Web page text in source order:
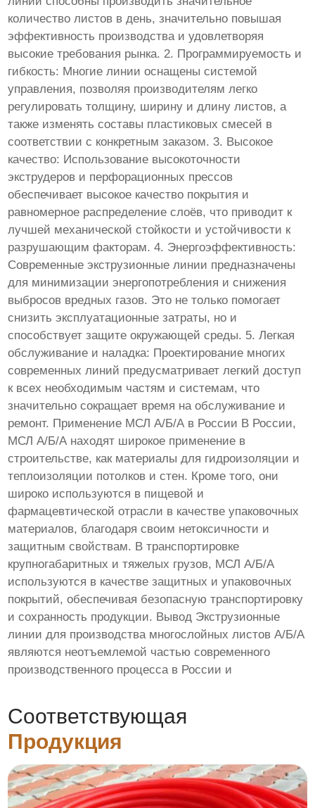
количество листов в день, значительно повышая
эффективность производства и удовлетворяя
высокие требования рынка. 2. Программируемость и
гибкость: Многие линии оснащены системой
управления, позволяя производителям легко
регулировать толщину, ширину и длину листов, а
также изменять составы пластиковых смесей в
соответствии с конкретным заказом. 3. Высокое
качество: Использование высокоточности
экструдеров и перфорационных прессов
обеспечивает высокое качество покрытия и
равномерное распределение слоёв, что приводит к
лучшей механической стойкости и устойчивости к
разрушающим факторам. 4. Энергоэффективность:
Современные экструзионные линии предназначены
для минимизации энергопотребления и снижения
выбросов вредных газов. Это не только помогает
снизить эксплуатационные затраты, но и
способствует защите окружающей среды. 5. Легкая
обслуживание и наладка: Проектирование многих
современных линий предусматривает легкий доступ
к всех необходимым частям и системам, что
значительно сокращает время на обслуживание и
ремонт. Применение МСЛ А/Б/А в России В России,
МСЛ А/Б/А находят широкое применение в
строительстве, как материалы для гидроизоляции и
теплоизоляции потолков и стен. Кроме того, они
широко используются в пищевой и
фармацевтической отрасли в качестве упаковочных
материалов, благодаря своим нетоксичности и
защитным свойствам. В транспортировке
крупногабаритных и тяжелых грузов, МСЛ А/Б/А
используются в качестве защитных и упаковочных
покрытий, обеспечивая безопасную транспортировку
и сохранность продукции. Вывод Экструзионные
линии для производства многослойных листов А/Б/А
являются неотъемлемой частью современного
производственного процесса в России и
Соответствующая
Продукция